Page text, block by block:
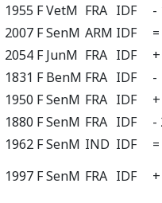
1955 FVetM FRA IDF
-
2007 FSenM ARM IDF
2054 F JunM FRA IDF
1831 F BenM FRA IDF
-
1950 FSenM FRA IDF
1880 FSenM FRA IDF
-
1962 FSenM IND IDF
1997 FSenM FRA IDF